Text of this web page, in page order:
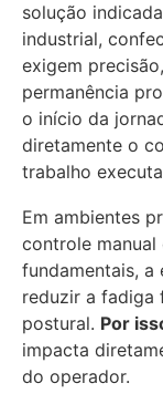
solução
industrial,
exigem
permanência
o início da
diretamente o
trabalho
Em ambientes
controle
fundamentais,
reduzir a fadiga
postural. Por
impacta
do operador.